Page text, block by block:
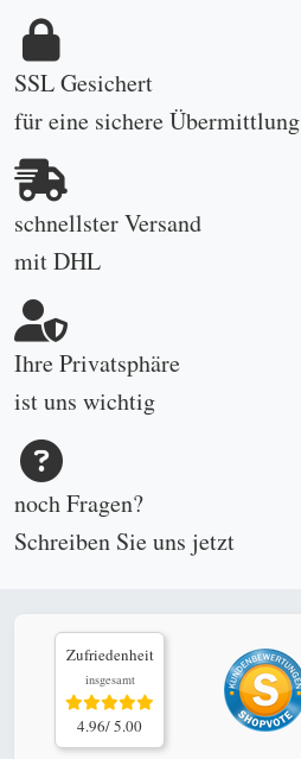
SSL Gesichert
für eine sichere Übermittlung
schnellster Versand
mit DHL
Ihre Privatsphäre
ist uns wichtig
noch Fragen?
Schreiben Sie uns jetzt
Zufriedenheit
insgesamt
4.96/ 5.00